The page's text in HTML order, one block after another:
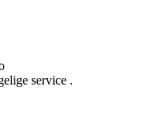
service .